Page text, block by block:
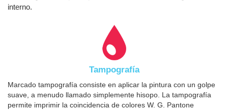
interno.
Tampografía
Marcado tampografía consiste en aplicar la pintura con un golpe
suave, a menudo llamado simplemente hisopo. La tampografía
permite imprimir la coincidencia de colores W. G. Pantone